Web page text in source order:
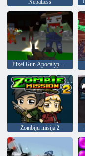
Nepatiess
Pixel Gun Apocalypse 6
Zombiju misija 2